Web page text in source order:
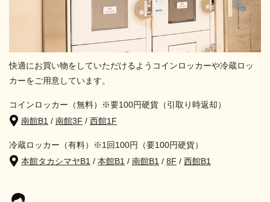
快適にお買い物をしていただけるようコインロッカーや冷蔵ロッ
カーをご用意しています。
コインロッカー（無料）※要100円硬貨（引取り時返却）
南館B1 / 南館3F / 西館1F
冷蔵ロッカー（有料）※1回100円（要100円硬貨）
本館タカシマヤB1 / 本館B1 / 南館B1 / 8F / 西館B1